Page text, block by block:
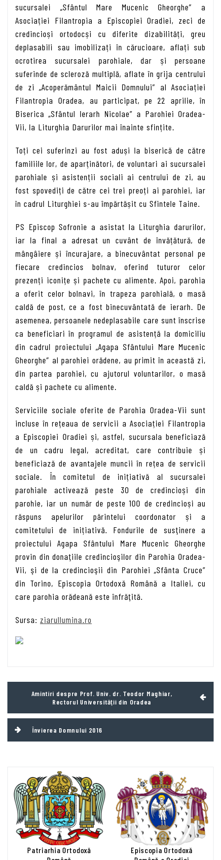
sucursalei „Sfântul Mare Mucenic Gheorghe” a
Asociației Filantropia a Episcopiei Oradiei, zeci de
credincioși ortodocși cu diferite dizabilități, greu
deplasabili sau imobilizați în cărucioare, aflați sub
ocrotirea sucursalei parohiale, dar și persoane
suferinde de scleroză multiplă, aflate în grija centrului
de zi „Acoperământul Maicii Domnului” al Asociației
Filantropia Oradea, au participat, pe 22 aprilie, în
Biserica „Sfântul Ierarh Nicolae” a Parohiei Oradea-
Vii, la Liturghia Darurilor mai înainte sfințite.
Toți cei suferinzi au fost aduși la biserică de către
familiile lor, de aparținători, de voluntari ai sucursalei
parohiale și asistenții sociali ai centrului de zi, au
fost spovediți de către cei trei preoți ai parohiei, iar
în cadrul Liturghiei s-au împărtășit cu Sfintele Taine.
PS Episcop Sofronie a asistat la Liturghia darurilor,
iar la final a adresat un cuvânt de învă­țătură, de
mângâiere și încurajare, a binecuvântat personal pe
fiecare credincios bolnav, oferind tuturor celor
prezenți iconițe și pachete cu alimente. Apoi, parohia
a oferit celor bolnavi, în trapeza parohială, o masă
caldă de post, ce a fost binecuvântată de ierarh. De
asemenea, persoanele nedeplasabile care sunt înscrise
ca beneficiari în programul de asistență la domiciliu
din cadrul proiectului „Agapa Sfântului Mare Mucenic
Gheorghe” al parohiei orădene, au primit în această zi,
din partea parohiei, cu ajutorul voluntarilor, o masă
caldă și pachete cu alimente.
Serviciile sociale oferite de Parohia Oradea-Vii sunt
incluse în rețeaua de servicii a Aso­ciației Filantropia
a Episcopiei Oradiei și, astfel, sucursala beneficiază
de un cadru legal, acreditat, care contribuie și
beneficiază de avantajele muncii în rețea de servicii
sociale. În comitetul de inițiativă al sucursalei
parohiale activează peste 30 de credincioși din
parohie, iar un număr de peste 100 de credincioși au
răspuns apelurilor părintelui coordonator și a
comitetului de inițiativă. Fondurile de susţinere a
proiectului Agapa Sfântului Mare Mucenic Gheorghe
provin din donaţiile credincioşilor din Parohia Oradea-
Vii, şi de la credincioşii din Parohiei „Sfânta Cruce”
din Torino, Episcopia Ortodoxă Română a Italiei, cu
care parohia orădeană este înfrăţită.
Sursa: ziarullumina.ro
articole
Amintiri despre Prof. Univ. dr. Teodor Maghiar,
Rectorul Universităţii din Oradea
Învierea Domnului 2016
Patriarhia Ortodoxă
Episcopia Ortodoxă